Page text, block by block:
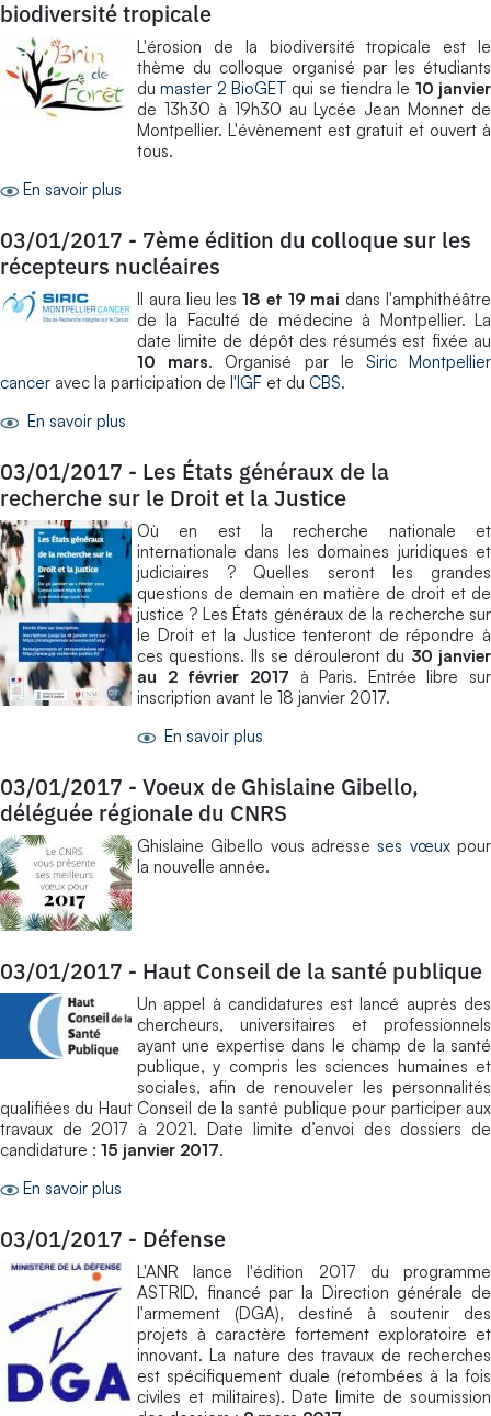
biodiversité tropicale
L'érosion de la biodiversité tropicale est le
thème du colloque organisé par les étudiants
dumaster 2 BioGET qui se tiendra le 10 janvier
de 13h30 à 19h30 au Lycée Jean Monnet de
Montpellier. L'évènement est gratuit et ouvert à
tous.
En savoir plus
03/01/2017 - 7ème édition du colloque sur les
récepteurs nucléaires
Il aura lieu les18 et 19 mai dans l'amphithéâtre
de la Faculté de médecine à Montpellier. La
date limite de dépôt des résumés est fixée au
10 mars. Organisé par le Siric Montpellier
cancer avec la participation de l'IGF et du CBS.
En savoir plus
03/01/2017 - Les États généraux de la
recherche sur le Droit et la Justice
Où en est la recherche nationale et
internationale dans les domaines juridiques et
judiciaires ? Quelles seront les grandes
questions de demain en matière de droit et de
justice ? Les États généraux de la recherche sur
le Droit et la Justice tenteront de répondre à
ces questions. Ils se dérouleront du 30 janvier
au 2 février 2017 à Paris. Entrée libre sur
inscription avant le 18 janvier 2017.
En savoir plus
03/01/2017 - Voeux de Ghislaine Gibello,
déléguée régionale du CNRS
Ghislaine Gibello vous adresse ses vœuxpour
la nouvelle année.
03/01/2017 - Haut Conseil de la santé publique
Un appel à candidatures est lancé auprès des
chercheurs, universitaires et professionnels
ayant une expertise dans le champ de la santé
publique, y compris les sciences humaines et
sociales, afin de renouveler les personnalités
qualifiées du Haut Conseil de la santé publique pour participer aux
travaux de 2017 à 2021. Date limite d’envoi des dossiers de
candidature : 15 janvier 2017.
En savoir plus
03/01/2017 - Défense
L'ANR lance l'édition 2017 du programme
ASTRID, financé par la Direction générale de
l'armement (DGA), destiné à soutenir des
projets à caractère fortement exploratoire et
innovant. La nature des travaux de recherches
est spécifiquement duale (retombées à la fois
civiles et militaires). Date limite de soumission